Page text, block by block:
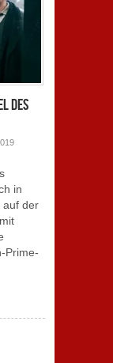
des
in
auf der
Prime-